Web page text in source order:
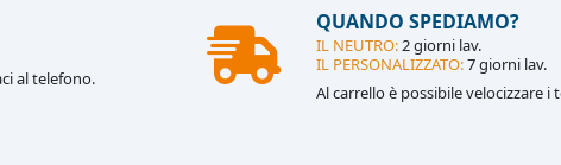
al telefono.
QUANDO SPEDIAMO?
IL NEUTRO:2 giorni lav.
IL PERSONALIZZATO:7 giorni lav.
Al carrello è possibile velocizzare i